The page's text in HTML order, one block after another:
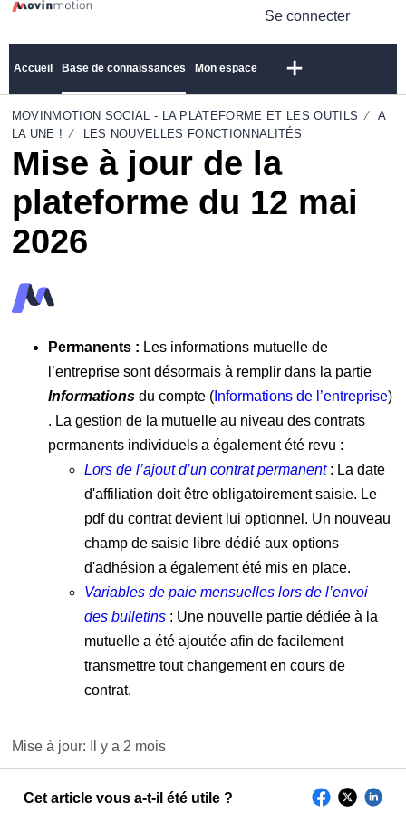
Se connecter
Accueil Base de connaissances Mon espace
MOVINMOTION SOCIAL - LA PLATEFORME ET LES OUTILS
A
LA UNE !
LES NOUVELLES FONCTIONNALITÉS
Mise à jour de la
plateforme du 12 mai
2026
Permanents : Les informations mutuelle de
l’entreprise sont désormais à remplir dans la partie
Informationsdu compte (Informations de l’entreprise)
. La gestion de la mutuelle au niveau des contrats
permanents individuels a également été revu :
Lors de l’ajout d’un contrat permanent : La date
d'affiliation doit être obligatoirement saisie. Le
pdf du contrat devient lui optionnel. Un nouveau
champ de saisie libre dédié aux options
d'adhésion a également été mis en place.
Variables de paie mensuelles lors de l’envoi
des bulletins: Une nouvelle partie dédiée à la
mutuelle a été ajoutée afin de facilement
transmettre tout changement en cours de
contrat.
Mise à jour: Il y a 2 mois
Cet article vous a-t-il été utile ?